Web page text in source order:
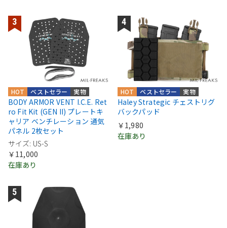
実物
ベストセラー
HOT
BODY ARMOR VENT I.C.E. Ret
ro Fit Kit (GEN II) プレートキ
ャリア ベンチレーション 通気
パネル 2枚セット
サイズ: US-S
￥11,000
在庫あり
実物
ベストセラー
HOT
Haley Strategic チェストリグ
バックパッド
￥1,980
在庫あり